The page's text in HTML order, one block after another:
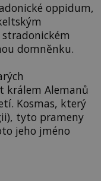
oppidum,
domněnku.
králem Alemanů
Kosmas, který
tyto prameny
jeho jméno